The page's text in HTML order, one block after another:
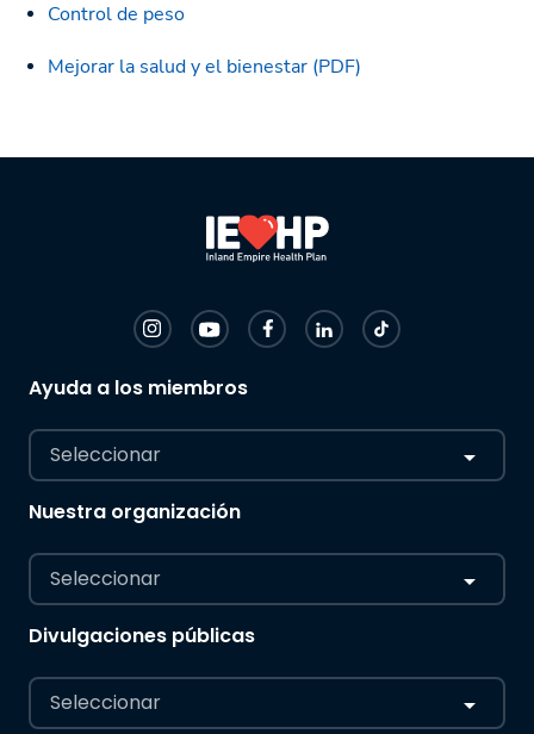
Control de peso
Mejorar la salud y el bienestar (PDF)
Ayuda a los miembros
Seleccionar
Nuestra organización
Seleccionar
Divulgaciones públicas
Seleccionar